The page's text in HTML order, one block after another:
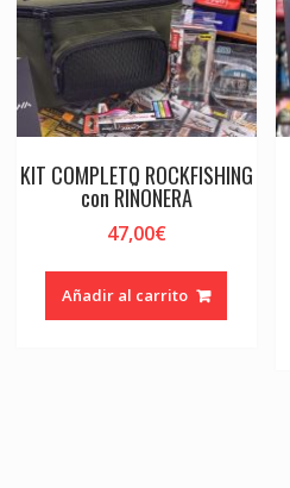
KIT COMPLETO ROCKFISHING
con RIÑONERA
47,00€
Añadir al carrito